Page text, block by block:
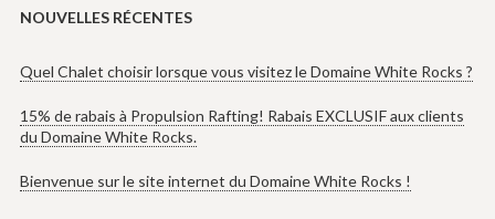
NOUVELLES RÉCENTES
Quel Chalet choisir lorsque vous visitez le Domaine White Rocks ?
15% de rabais à Propulsion Rafting! Rabais EXCLUSIF aux clients
du Domaine White Rocks.
Bienvenue sur le site internet du Domaine White Rocks !